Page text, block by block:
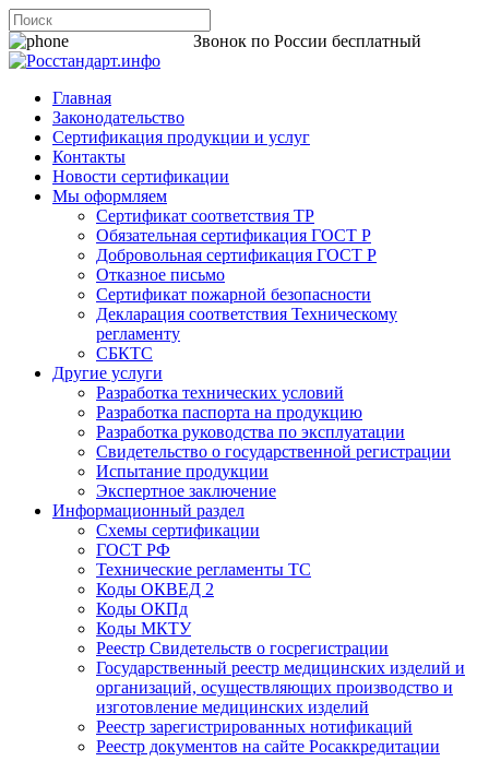
Звонок по России бесплатный
Главная
Законодательство
Сертификация продукции и услуг
Контакты
Новости сертификации
Мы оформляем
Сертификат соответствия ТР
Обязательная сертификация ГОСТ Р
Добровольная сертификация ГОСТ Р
Отказное письмо
Сертификат пожарной безопасности
Декларация соответствия Техническому
регламенту
СБКТС
Другие услуги
Разработка технических условий
Разработка паспорта на продукцию
Разработка руководства по эксплуатации
Свидетельство о государственной регистрации
Испытание продукции
Экспертное заключение
Информационный раздел
Схемы сертификации
ГОСТ РФ
Технические регламенты ТС
Коды ОКВЕД 2
Коды ОКПд
Коды МКТУ
Реестр Свидетельств о госрегистрации
Государственный реестр медицинских изделий и
организаций, осуществляющих производство и
изготовление медицинских изделий
Реестр зарегистрированных нотификаций
Реестр документов на сайте Росаккредитации